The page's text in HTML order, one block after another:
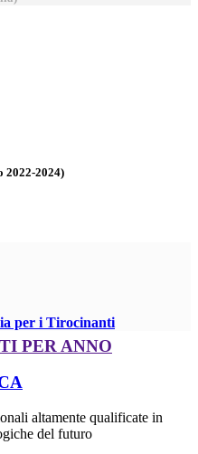
2022-2024)
per i Tirocinanti
PER ANNO
altamente qualificate in
del futuro